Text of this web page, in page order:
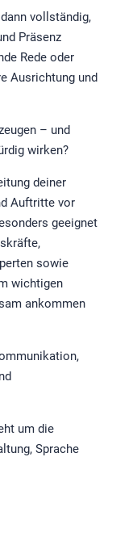
vollständig,
Präsenz
Rede oder
Ausrichtung und
– und
wirken?
deiner
Auftritte vor
geeignet
sowie
wichtigen
ankommen
um die
Sprache